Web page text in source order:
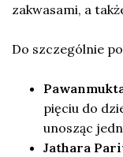
zakwasami, a
Do szczególnie
pięciu do
unosząc
Jathara